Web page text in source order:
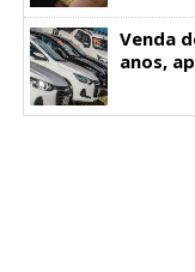
Venda
anos,